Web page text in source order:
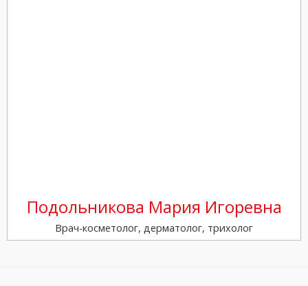
Подольникова Мария Игоревна
Врач-косметолог, дерматолог, трихолог